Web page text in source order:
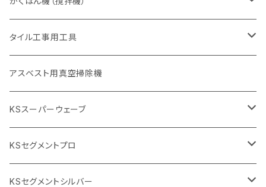
355mm（14インチ）
本体
電動切断機
本体
ダイヤモンドホイール
ブリック＆ブロック用切断機
穴あけ用工具
タイルニッパー
プロ用鏝（こて）
本体
低速回転
高速回転
付属品
撹拌羽根
撹拌軸
タイル工事用工具
手動工具
押し切り（手動切断機
押し切り替え刃（手動切断機替え刃
電動工具
電動切断機
タイルパッチ（ビブラート
アスベスト用真空掃除機
KSスーパーウェーブ
105mm（4インチ）
125ｍｍ（5インチ）
KSセグメントプロ
105mm（4インチ）
KSセグメントシルバー